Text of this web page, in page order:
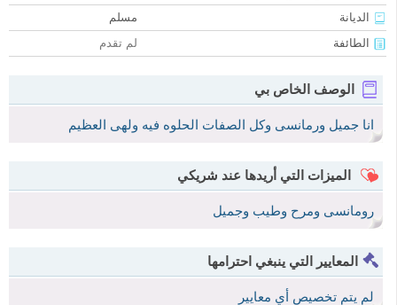
الديانة
مسلم
الطائفة
لم تقدم
الوصف الخاص بي
انا جميل ورمانسى وكل الصفات الحلوه فيه ولهى العظيم
الميزات التي أريدها عند شريكي
رومانسى ومرح وطيب وجميل
المعايير التي ينبغي احترامها
لم يتم تخصيص أي معايير